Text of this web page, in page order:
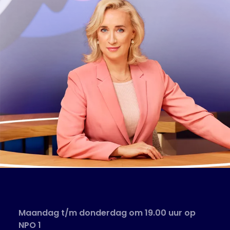
Maandag t/m donderdag om 19.00 uur op
NPO 1